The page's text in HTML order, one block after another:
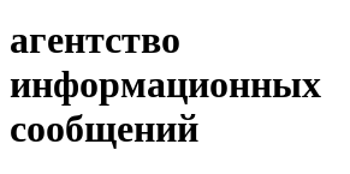
агентство
информационных
сообщений